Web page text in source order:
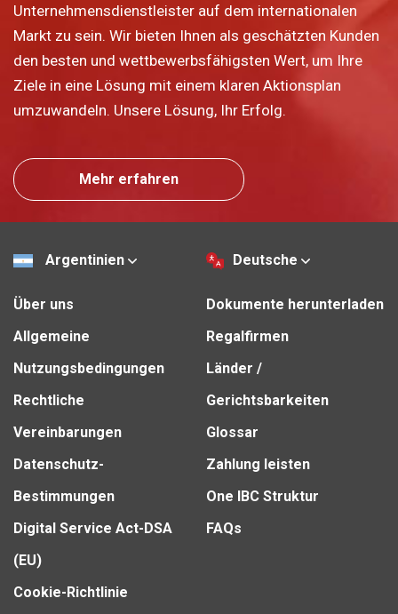
Unternehmensdienstleister auf dem internationalen
Markt zu sein. Wir bieten Ihnen als geschätzten Kunden
den besten und wettbewerbsfähigsten Wert, um Ihre
Ziele in eine Lösung mit einem klaren Aktionsplan
umzuwandeln. Unsere Lösung, Ihr Erfolg.
Mehr erfahren
Argentinien Deutsche
Über uns
Allgemeine
Nutzungsbedingungen
Rechtliche
Vereinbarungen
Datenschutz-
Bestimmungen
Digital Service Act-DSA
(EU)
Cookie-Richtlinie
Dokumente herunterladen
Regalfirmen
Länder /
Gerichtsbarkeiten
Glossar
Zahlung leisten
One IBC Struktur
FAQs